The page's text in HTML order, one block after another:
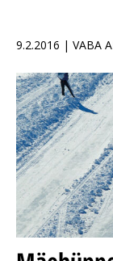
9.2.2016 | VABA